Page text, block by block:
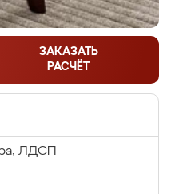
ЗАКАЗАТЬ
РАСЧЁТ
ЛДСП